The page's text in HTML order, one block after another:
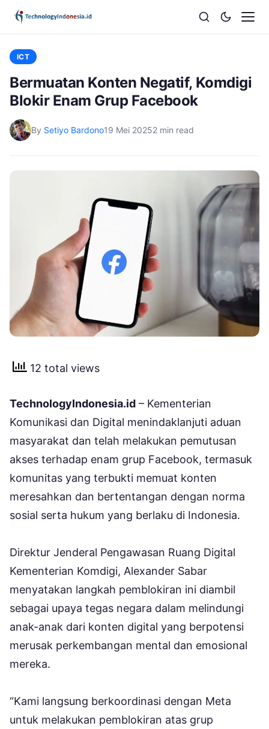
ICT
Bermuatan Konten Negatif, Komdigi
Blokir Enam Grup Facebook
By Setiyo Bardono19 Mei 20252 min read
12 total views
TechnologyIndonesia.id – Kementerian
Komunikasi dan Digital menindaklanjuti aduan
masyarakat dan telah melakukan pemutusan
akses terhadap enam grup Facebook, termasuk
komunitas yang terbukti memuat konten
meresahkan dan bertentangan dengan norma
sosial serta hukum yang berlaku di Indonesia.
Direktur Jenderal Pengawasan Ruang Digital
Kementerian Komdigi, Alexander Sabar
menyatakan langkah pemblokiran ini diambil
sebagai upaya tegas negara dalam melindungi
anak-anak dari konten digital yang berpotensi
merusak perkembangan mental dan emosional
mereka.
“Kami langsung berkoordinasi dengan Meta
untuk melakukan pemblokiran atas grup